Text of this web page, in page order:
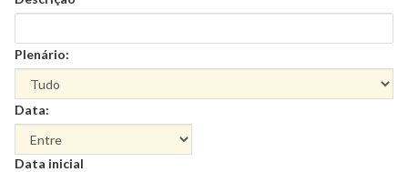
Plenário:
Data:
Data
Data inicial